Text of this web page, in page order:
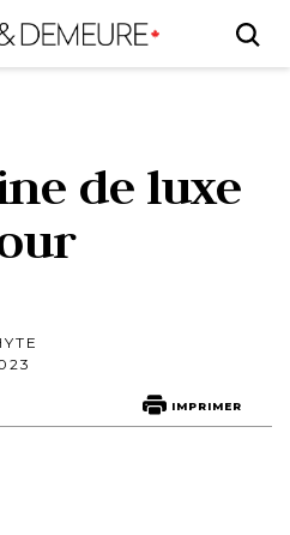
de luxe
IMPRIMER